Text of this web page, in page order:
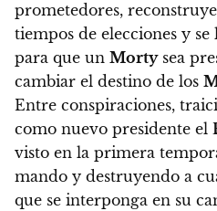
prometedores,
tiempos de elecciones y
para que un Mortysea
cambiar el destino de los
Entre conspiraciones,
como nuevo presidente el
visto en la primera
mando y destruyendo a
que se interponga en su